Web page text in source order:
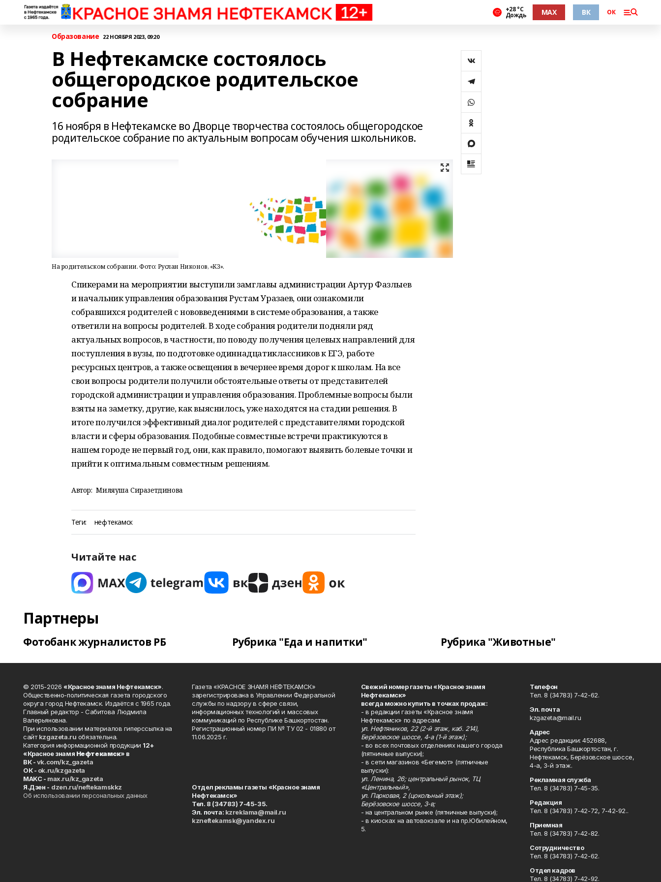
+28 °С
Дождь MAX ВК ОК
Образование 22 НОЯБРЯ 2023, 09:20
В Нефтекамске состоялось
общегородское родительское
собрание
16 ноября в Нефтекамске во Дворце творчества состоялось общегородское
родительское собрание по актуальным вопросам обучения школьников.
На родительском собрании. Фото: Руслан Никонов, «КЗ».
Спикерами на мероприятии выступили замглавы администрации Артур Фазлыев
и начальник управления образования Рустам Уразаев, они ознакомили
собравшихся родителей с нововведениями в системе образования, а также
ответили на вопросы родителей. В ходе собрания родители подняли ряд
актуальных вопросов, в частности, по поводу получения целевых направлений для
поступления в вузы, по подготовке одиннадцатиклассников к ЕГЭ, работе
ресурсных центров, а также освещения в вечернее время дорог к школам. На все
свои вопросы родители получили обстоятельные ответы от представителей
городской администрации и управления образования. Проблемные вопросы были
взяты на заметку, другие, как выяснилось, уже находятся на стадии решения. В
итоге получился эффективный диалог родителей с представителями городской
власти и сферы образования. Подобные совместные встречи практикуются в
нашем городе не первый год, они, как правило, помогают выявить болевые точки и
прийти к оптимальным совместным решениям.
Автор: Миляуша Сиразетдинова
Теги: нефтекамск
Читайте нас
Партнеры
Фотобанк журналистов РБ Рубрика "Еда и напитки" Рубрика "Животные"
© 2015-2026 «Красное знамя Нефтекамск».
Общественно-политическая газета городского
округа город Нефтекамск. Издаётся с 1965 года.
Главный редактор - Сабитова Людмила
Валерьяновна.
При использовании материалов гиперссылка на
сайтkzgazeta.ru обязательна.
Категория информационной продукции 12+
«Красное знамя Нефтекамск» в
ВК -vk.com/kz_gazeta
ОК - ok.ru/kzgazeta
MAKC - max.ru/kz_gazeta
Я.Дзен - dzen.ru/neftekamskkz
Об использовании персональных данных
Газета «КРАСНОЕ ЗНАМЯ НЕФТЕКАМСК»
зарегистрирована в Управлении Федеральной
службы по надзору в сфере связи,
информационных технологий и массовых
коммуникаций по Республике Башкортостан.
Регистрационный номер ПИ № ТУ 02 - 01880 от
11.06.2025 г.
Отдел рекламы газеты «Красное знамя
Нефтекамск»
Тел. 8 (34783) 7-45-35.
Эл. почта: kzreklama@mail.ru
kzneftekamsk@yandex.ru
Свежий номер газеты «Красное знамя
Нефтекамск»
всегда можно купить в точках продаж:
- в редакции газеты «Красное знамя
Нефтекамск» по адресам:
ул. Нефтяников, 22 (2-й этаж, каб. 214),
Берёзовское шоссе, 4-а (1-й этаж);
- во всех почтовых отделениях нашего города
(пятничные выпуски);
- в сети магазинов «Бегемот» (пятничные
выпуски):
ул. Ленина, 26; центральный рынок, ТЦ
«Центральный»,
ул. Парковая, 2 (цокольный этаж);
Берёзовское шоссе, 3-в;
- на центральном рынке (пятничные выпуски);
- в киосках на автовокзале и на пр.Юбилейном,
5.
Телефон
Тел. 8 (34783) 7-42-62.
Эл. почта
kzgazeta@mail.ru
Адрес
Адрес редакции: 452688,
Республика Башкортостан, г.
Нефтекамск, Берёзовское шоссе,
4-а, 3-й этаж.
Рекламная служба
Тел. 8 (34783) 7-45-35.
Редакция
Тел. 8 (34783) 7-42-72, 7-42-92..
Приемная
Тел. 8 (34783) 7-42-82.
Сотрудничество
Тел. 8 (34783) 7-42-62.
Отдел кадров
Тел. 8 (34783) 7-42-92.